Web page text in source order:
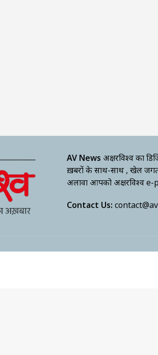
AV News अक्षरविश्व का
ख़बरों के साथ-साथ , खेल
अलावा आपको अक्षरविश्व e-
Contact Us: